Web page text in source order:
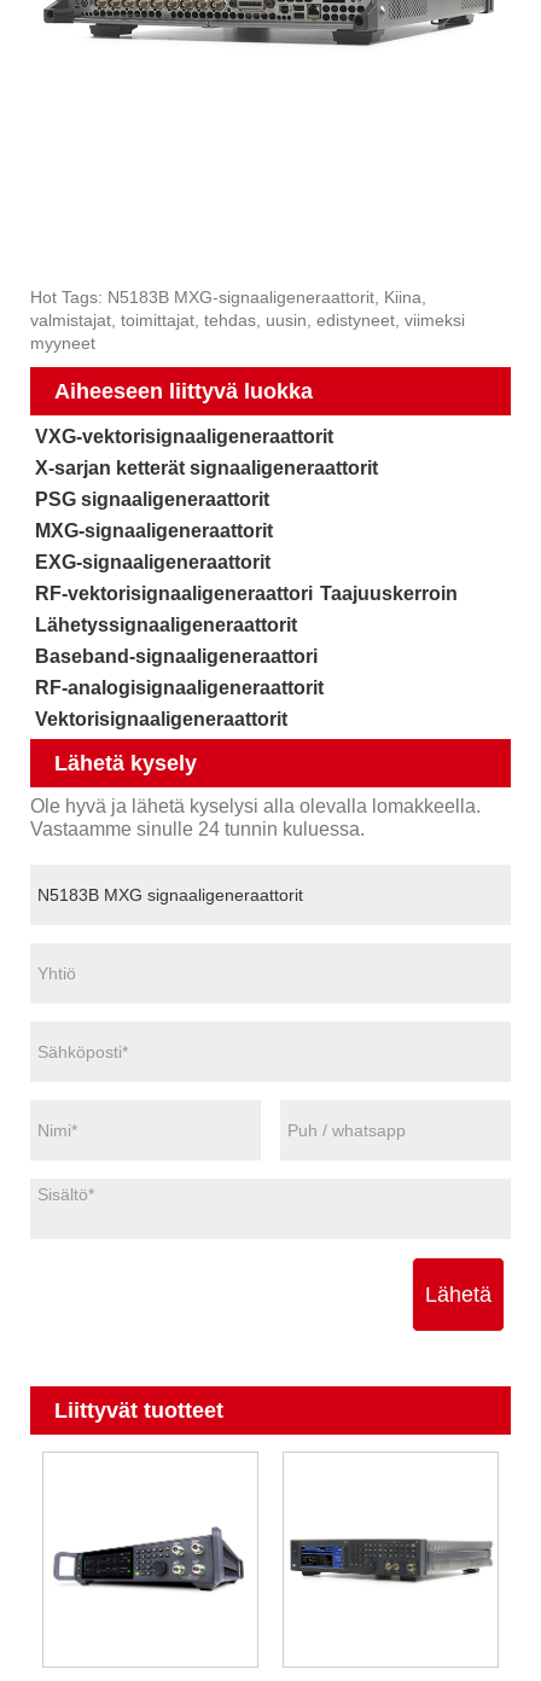
Hot Tags: N5183B MXG-signaaligeneraattorit, Kiina,
valmistajat, toimittajat, tehdas, uusin, edistyneet, viimeksi
myyneet
Aiheeseen liittyvä luokka
VXG-vektorisignaaligeneraattorit
X-sarjan ketterät signaaligeneraattorit
PSG signaaligeneraattorit
MXG-signaaligeneraattorit
EXG-signaaligeneraattorit
RF-vektorisignaaligeneraattori Taajuuskerroin
Lähetyssignaaligeneraattorit
Baseband-signaaligeneraattori
RF-analogisignaaligeneraattorit
Vektorisignaaligeneraattorit
Lähetä kysely
Ole hyvä ja lähetä kyselysi alla olevalla lomakkeella.
Vastaamme sinulle 24 tunnin kuluessa.
Lähetä
Liittyvät tuotteet